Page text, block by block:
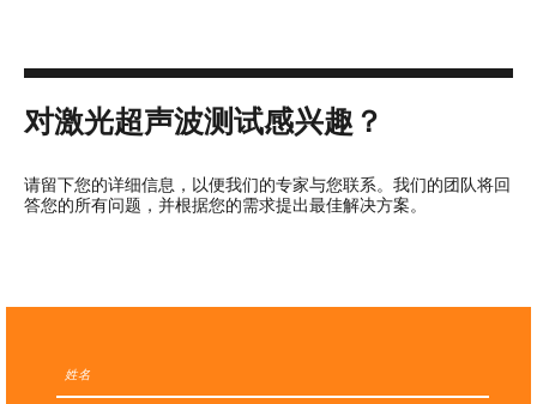
对激光超声波测试感兴趣？
请留下您的详细信息，以便我们的专家与您联系。我们的团队将回
答您的所有问题，并根据您的需求提出最佳解决方案。